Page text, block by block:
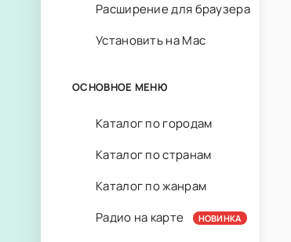
Расширение для браузера
Установить на Mac
ОСНОВНОЕ МЕНЮ
Каталог по городам
Каталог по странам
Каталог по жанрам
Радио на карте
НОВИНКА